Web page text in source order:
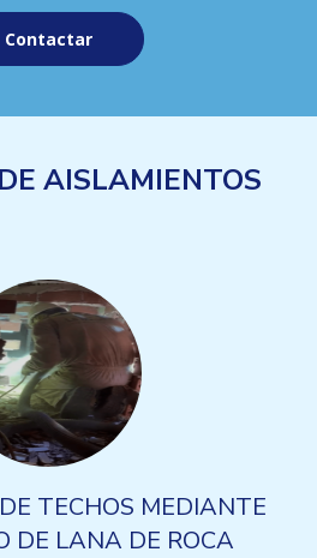
Contactar
AISLAMIENTOS
TECHOS MEDIANTE
DE LANA DE ROCA